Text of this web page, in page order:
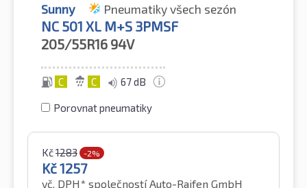
Sunny Pneumatiky všech sezón
NC 501 XL M+S 3PMSF
205/55R16 94V
C C 67 dB
Porovnat pneumatiky
Kč1283 -2%
Kč1257
vč. DPH* společností Auto-Raifen GmbH